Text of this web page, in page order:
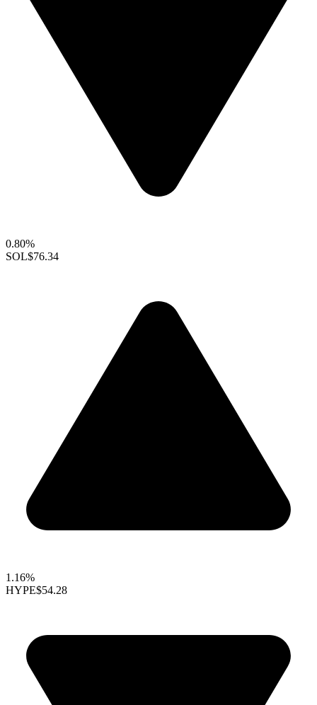
0.80%
SOL$76.34
1.16%
HYPE$54.28